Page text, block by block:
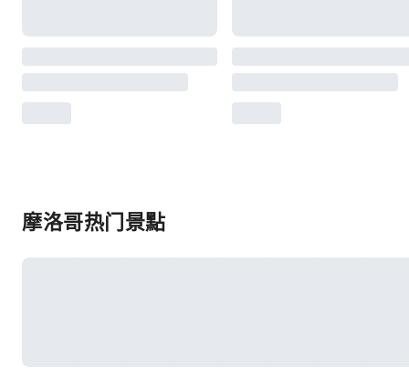
摩洛哥热门景點